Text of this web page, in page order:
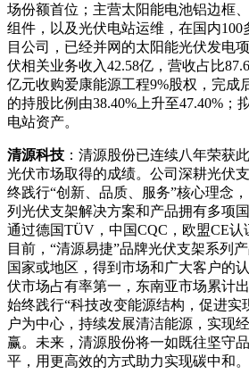
场份额首位；主营太阳能电池铝边框
组件，以及光伏电站运维，在国内100
目公司，已经并网的太阳能光伏发电
伏相关业务收入42.58亿，营收占比
亿元收购爱康能源工程9%股权，完成
的持股比例由38.40%上升至47.40%；
电站资产。
清源科技 ：清源股份已连续八年荣获
光伏市场取得的成绩。公司深耕光伏
终践行“创新、品质、服务”核心理念
列光伏支架解决方案和产品拥有多项
通过德国TÜV，中国CQC，欧盟CE认
目前，“清源易捷”品牌光伏支架系列
国家或地区，得到市场和广大客户的
伏市场占有率第一，东南亚市场累计
始终践行“科技改变能源结构，促进实
户为中心，持续发展清洁能源，实现
赢。未来，清源股份将一如既往坚守
平，用更高效的方式助力实现碳中和。